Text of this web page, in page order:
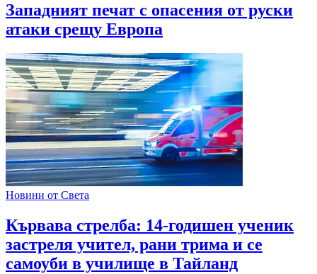
Западният печат с опасения от руски
атаки срещу Европа
Новини от Света
Кървава стрелба: 14-годишен ученик
застреля учител, рани трима и се
самоуби в училище в Тайланд